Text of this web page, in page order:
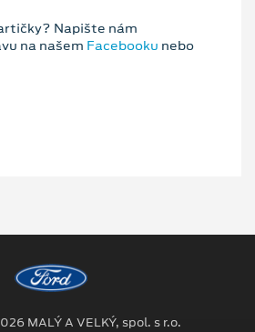
Napište nám
na našem Facebooku nebo
MALÝ A VELKÝ, spol. s r.o.